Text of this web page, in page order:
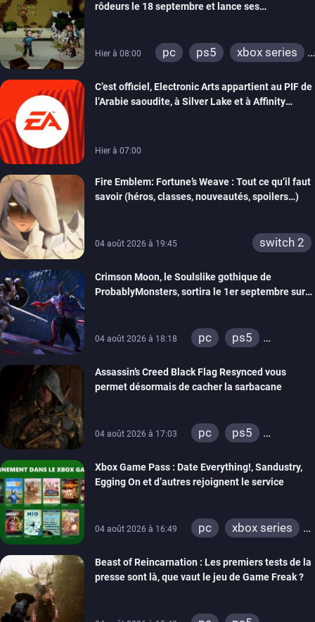
rôdeurs le 18 septembre et lance ses
Hier à 08:00 pc ps5
xbox series
C’est officiel, Electronic Arts appartient au PIF de
l’Arabie saoudite, à Silver Lake et à Affinity
Hier à 07:00
Fire Emblem: Fortune’s Weave : Tout ce qu’il faut
savoir (héros, classes, nouveautés, spoilers…)
04 août 2026 à 19:45 switch 2
Crimson Moon, le Soulslike gothique de
ProbablyMonsters, sortira le 1er septembre sur
04 août 2026 à 18:18 pc
ps5
Assassin’s Creed Black Flag Resynced vous
permet désormais de cacher la sarbacane
04 août 2026 à 17:03 pc
ps5
Xbox Game Pass : Date Everything!, Sandustry,
Egging On et d’autres rejoignent le service
04 août 2026 à 16:49 pc
xbox series
Beast of Reincarnation : Les premiers tests de la
presse sont là, que vaut le jeu de Game Freak ?